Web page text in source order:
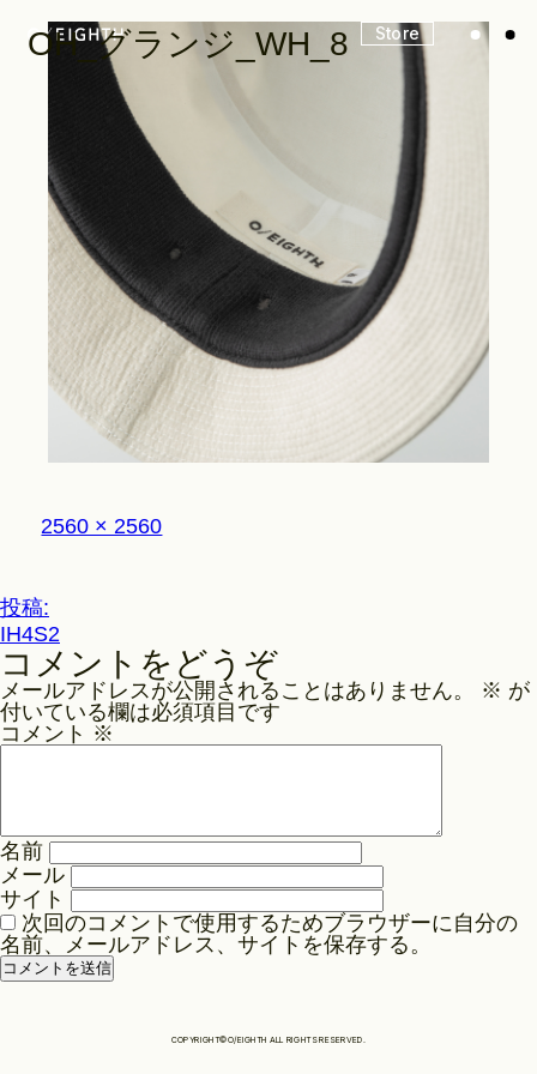
Store
Look
Construction
Product Lineup
News
Store
OH_グランジ_WH_8
フ
ル
ズ
2560 × 2560
投
稿
ナ
ビ
ゲ
ョ
ン
投稿:
IH4S2
コメントをどうぞ
メールアドレスが公開されることはありません。 ※ が
付いている欄は必須項目です
コメント ※
名前
メール
サイト
次回のコメントで使用するためブラウザーに自分の
名前、メールアドレス、サイトを保存する。
COPYRIGHT©O/EIGHTH ALL RIGHTS RESERVED.